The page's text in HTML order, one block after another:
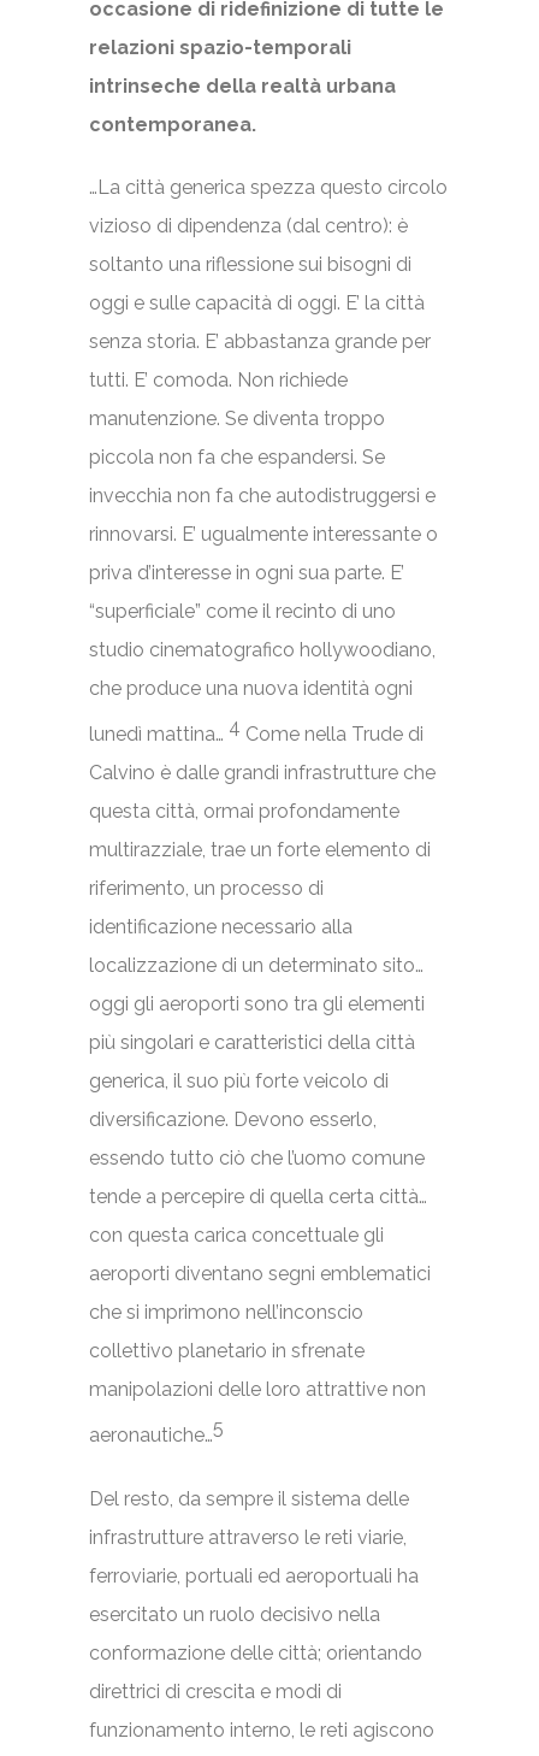
occasione di ridefinizione di tutte le
relazioni spazio-temporali
intrinseche della realtà urbana
contemporanea.
…La città generica spezza questo circolo
vizioso di dipendenza (dal centro): è
soltanto una riflessione sui bisogni di
oggi e sulle capacità di oggi. E’ la città
senza storia. E’ abbastanza grande per
tutti. E’ comoda. Non richiede
manutenzione. Se diventa troppo
piccola non fa che espandersi. Se
invecchia non fa che autodistruggersi e
rinnovarsi. E’ ugualmente interessante o
priva d’interesse in ogni sua parte. E’
“superficiale” come il recinto di uno
studio cinematografico hollywoodiano,
che produce una nuova identità ogni
lunedì mattina… 4 Come nella Trude di
Calvino è dalle grandi infrastrutture che
questa città, ormai profondamente
multirazziale, trae un forte elemento di
riferimento, un processo di
identificazione necessario alla
localizzazione di un determinato sito…
oggi gli aeroporti sono tra gli elementi
più singolari e caratteristici della città
generica, il suo più forte veicolo di
diversificazione. Devono esserlo,
essendo tutto ciò che l’uomo comune
tende a percepire di quella certa città…
con questa carica concettuale gli
aeroporti diventano segni emblematici
che si imprimono nell’inconscio
collettivo planetario in sfrenate
manipolazioni delle loro attrattive non
aeronautiche…5
Del resto, da sempre il sistema delle
infrastrutture attraverso le reti viarie,
ferroviarie, portuali ed aeroportuali ha
esercitato un ruolo decisivo nella
conformazione delle città; orientando
direttrici di crescita e modi di
funzionamento interno, le reti agiscono